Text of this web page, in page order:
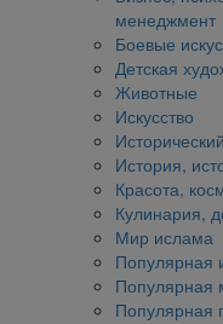
менеджмент
Боевые
Детская
Животные
Искусство
История,
Красота,
Кулинария,
Мир ислама
Популярная
Популярная
Популярная